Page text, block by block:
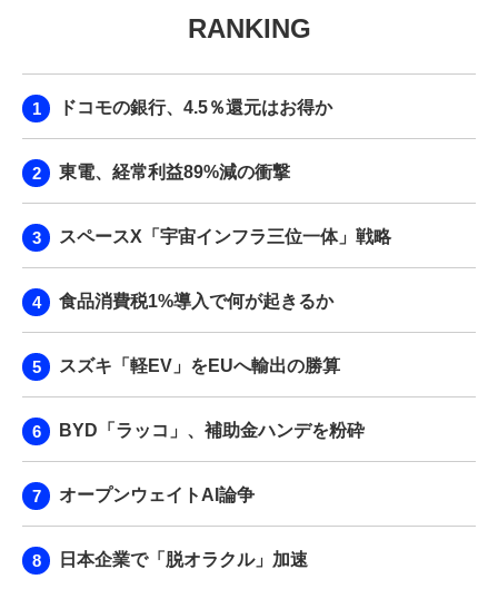
RANKING
ドコモの銀行、4.5％還元はお得か
東電、経常利益89%減の衝撃
スペースX「宇宙インフラ三位一体」戦略
食品消費税1%導入で何が起きるか
スズキ「軽EV」をEUへ輸出の勝算
BYD「ラッコ」、補助金ハンデを粉砕
オープンウェイトAI論争
日本企業で「脱オラクル」加速